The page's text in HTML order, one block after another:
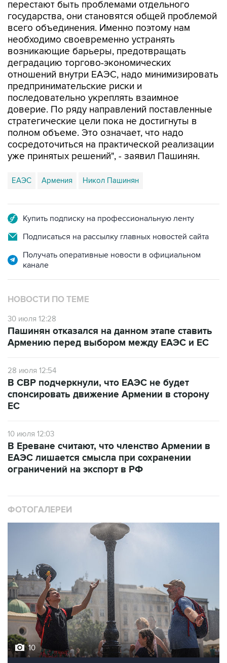
перестают быть проблемами отдельного
государства, они становятся общей проблемой
всего объединения. Именно поэтому нам
необходимо своевременно устранять
возникающие барьеры, предотвращать
деградацию торгово-экономических
отношений внутри ЕАЭС, надо минимизировать
предпринимательские риски и
последовательно укреплять взаимное
доверие. По ряду направлений поставленные
стратегические цели пока не достигнуты в
полном объеме. Это означает, что надо
сосредоточиться на практической реализации
уже принятых решений", - заявил Пашинян.
ЕАЭС Армения Никол Пашинян
Купить подписку на профессиональную ленту
Подписаться на рассылку главных новостей сайта
Получать оперативные новости в официальном
канале
НОВОСТИ ПО ТЕМЕ
30 июля 12:28
Пашинян отказался на данном этапе ставить
Армению перед выбором между ЕАЭС и ЕС
28 июля 12:54
В СВР подчеркнули, что ЕАЭС не будет
спонсировать движение Армении в сторону
ЕС
10 июля 12:03
В Ереване считают, что членство Армении в
ЕАЭС лишается смысла при сохранении
ограничений на экспорт в РФ
ФОТОГАЛЕРЕИ
10